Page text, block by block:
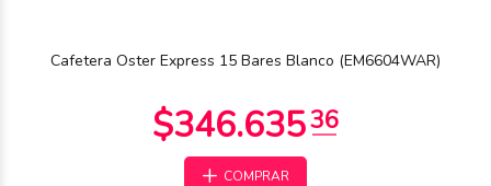
Cafetera Oster Express 15 Bares Blanco (EM6604WAR)
COMPRAR